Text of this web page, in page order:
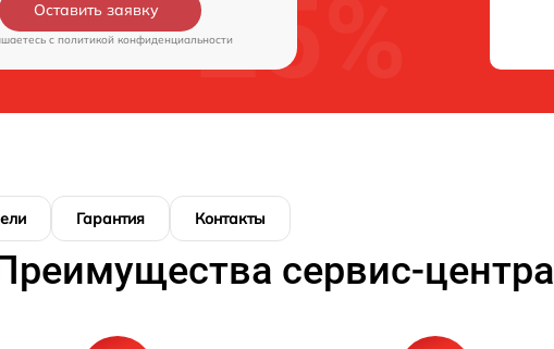
Оставить заявку
c политикой конфиденциальности
Гарантия Контакты
сервис-центра